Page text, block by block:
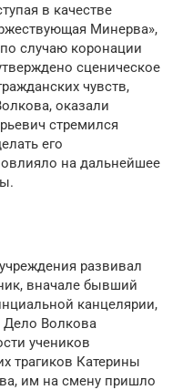
в качестве
Минерва»,
случаю коронации
сценическое
чувств,
оказали
стремился
его
на дальнейшее
развивал
вначале бывший
канцелярии,
Дело Волкова
учеников
трагиков Катерины
им на смену пришло